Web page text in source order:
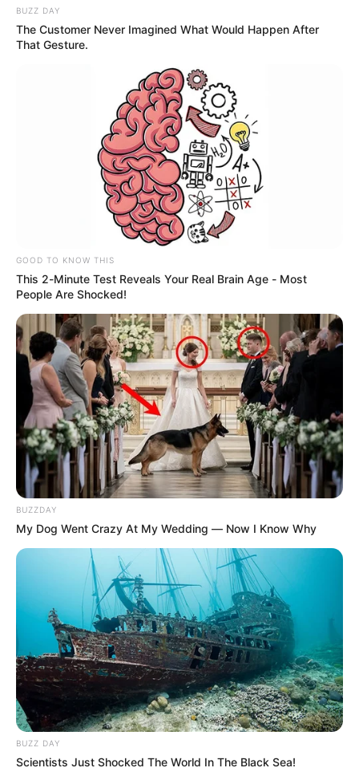
mantiene bloqueado un
tramo clave del Sisga en
INVIAS
Cierre total en la vía al
Cusiana entre Sogamoso y
Pajarito: conductores
están varados
VILLETA, CUNDINAMARCA
Cierre en la vía Bogotá -
está agrietando
LA MESA, CUNDINAMARCA
Así amanece la vía
Mosquera-La Mesa tras
derrumbe que arrastró
carros; a buscar vías
alternas
DESLIZAMIENTO
Bloqueo de la vía La
Mesa-Mosquera:
deslizamiento afecta a
vehículos
DISIDENCIAS DE LAS FARC
Presuntos disidentes de
las Farc quemaron
maquinaria amarilla que
intentaba despejar
de Santander
BUZZ DAY
The Customer Never Imagined What Would Happen After
That Gesture.
GOOD TO KNOW THIS
This 2-Minute Test Reveals Your Real Brain Age - Most
People Are Shocked!
BUZZDAY
My Dog Went Crazy At My Wedding — Now I Know Why
BUZZ DAY
Scientists Just Shocked The World In The Black Sea!